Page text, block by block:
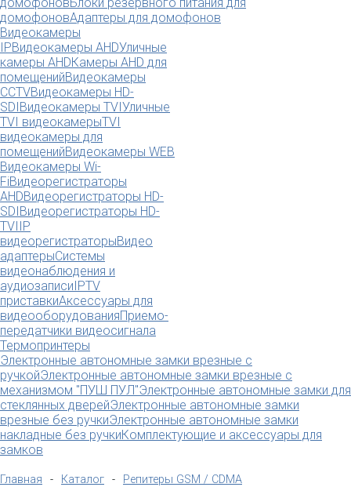
домофоновАдаптеры для домофонов
Видеокамеры
IPВидеокамеры AHDУличные
камеры AHDКамеры AHD для
помещенийВидеокамеры
CCTVВидеокамеры HD-
SDIВидеокамеры TVIУличные
TVI видеокамерыTVI
видеокамеры для
помещенийВидеокамеры WEB
Видеокамеры Wi-
FiВидеорегистраторы
AHDВидеорегистраторы HD-
SDIВидеорегистраторы HD-
TVI IP
видеорегистраторыВидео
адаптерыСистемы
видеонаблюдения и
аудиозаписиIPTV
приставкиАксессуары для
видеооборудованияПриемо-
передатчики видеосигнала
Термопринтеры
Электронные автономные замки врезные с
ручкойЭлектронные автономные замки врезные с
механизмом "ПУШ ПУЛ"Электронные автономные замки для
стеклянных дверейЭлектронные автономные замки
врезные без ручкиЭлектронные автономные замки
накладные без ручкиКомплектующие и аксессуары для
замков
Главная - Каталог - Репитеры GSM / CDMA